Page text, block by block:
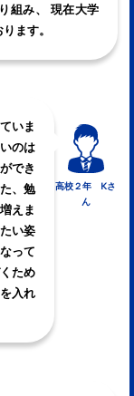
組み、 現在大学
ます。
いま
のは
でき
、勉
えま
い姿
って
ため
入れ
高校２年 Kさ
ん